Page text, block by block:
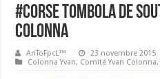
#Corse Tombola de
Colonna
AnToFpcL™
23 novembre 2015
Colonna Yvan, Comité Yvan Colonna